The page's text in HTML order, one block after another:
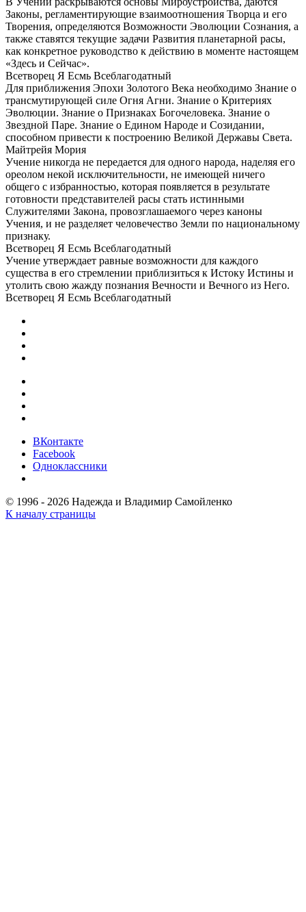
Законы, регламентирующие взаимоотношения Творца и его
Творения, определяются Возможности Эволюции Сознания, а
также ставятся текущие задачи Развития планетарной расы,
как конкретное руководство к действию в моменте настоящем
«Здесь и Сейчас».
Всетворец Я Есмь Всеблагодатный
Для приближения Эпохи Золотого Века необходимо Знание о
трансмутирующей силе Огня Агни. Знание о Критериях
Эволюции. Знание о Признаках Богочеловека. Знание о
Звездной Паре. Знание о Едином Народе и Созидании,
способном привести к построению Великой Державы Света.
Майтрейя Мория
Учение никогда не передается для одного народа, наделяя его
ореолом некой исключительности, не имеющей ничего
общего с избранностью, которая появляется в результате
готовности представителей расы стать истинными
Служителями Закона, провозглашаемого через каноны
Учения, и не разделяет человечество Земли по национальному
признаку.
Всетворец Я Есмь Всеблагодатный
Учение утверждает равные возможности для каждого
существа в его стремлении приблизиться к Истоку Истины и
утолить свою жажду познания Вечности и Вечного из Него.
Всетворец Я Есмь Всеблагодатный
ВКонтакте
Facebook
Одноклассники
© 1996 - 2026 Надежда и Владимир Самойленко
К началу страницы